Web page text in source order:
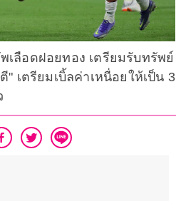
ลือดฝอยทอง เตรียมรับทรัพย์
" เตรียมเบิ้ลค่าเหนื่อยให้เป็น 3